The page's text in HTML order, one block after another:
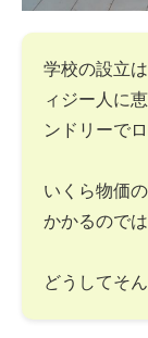
学校の設立
ィジー人に
ンドリーで
いくら物価
かかるのでは
どうしてそ